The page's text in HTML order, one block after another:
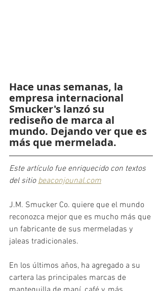
Hace unas semanas, la
empresa internacional
Smucker's lanzó su
rediseño de marca al
mundo. Dejando ver que es
más que mermelada.
Este artículo fue enriquecido con textos
del sitio beaconjounal.com
J.M. Smucker Co. quiere que el mundo
reconozca mejor que es mucho más que
un fabricante de sus mermeladas y
jaleas tradicionales.
En los últimos años, ha agregado a su
cartera las principales marcas de